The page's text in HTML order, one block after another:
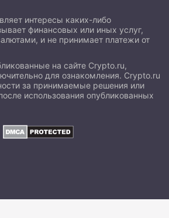
интересы каких-либо
финансовых или иных услуг,
и не принимает платежи от
на сайте Crypto.ru,
для ознакомления. Crypto.ru
за принимаемые решения или
использования опубликованных